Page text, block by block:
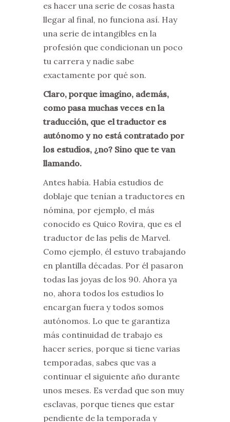
es hacer una serie de cosas hasta
llegar al final, no funciona así. Hay
una serie de intangibles en la
profesión que condicionan un poco
tu carrera y nadie sabe
exactamente por qué son.
Claro, porque imagino, además,
como pasa muchas veces en la
traducción, que el traductor es
autónomo y no está contratado por
los estudios, ¿no? Sino que te van
llamando.
Antes había. Había estudios de
doblaje que tenían a traductores en
nómina, por ejemplo, el más
conocido es Quico Rovira, que es el
traductor de las pelis de Marvel.
Como ejemplo, él estuvo trabajando
en plantilla décadas. Por él pasaron
todas las joyas de los 90. Ahora ya
no, ahora todos los estudios lo
encargan fuera y todos somos
autónomos. Lo que te garantiza
más continuidad de trabajo es
hacer series, porque si tiene varias
temporadas, sabes que vas a
continuar el siguiente año durante
unos meses. Es verdad que son muy
esclavas, porque tienes que estar
pendiente de la temporada y